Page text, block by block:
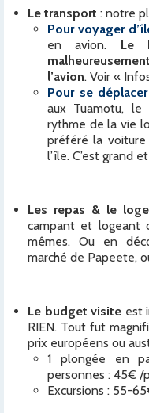
Le transport : notre
Pour voyager
en avion. Le
l’avion. Voir «
Pour se
aux Tuamotu,
rythme de la vie
préféré la
l’île. C’est grand
Les repas & le
campant et logeant
mêmes. Ou en
marché de Papeete,
Le budget visite est
RIEN. Tout fut
prix européens ou
1 plongée en
personnes : 45€
Excursions : 55-